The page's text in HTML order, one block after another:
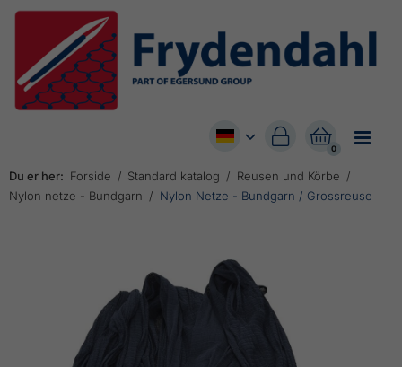


0
Du er her: Forside Standard katalog
Reusen und Körbe
Nylon netze - Bundgarn
Nylon Netze - Bundgarn / Grossreuse